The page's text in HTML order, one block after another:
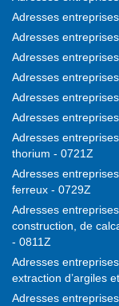
Adresses
Adresses
Adresses
Adresses
Adresses
Adresses
Adresses
thorium - 0721Z
Adresses
ferreux - 0729Z
Adresses
construction, de
- 0811Z
Adresses
extraction d’argiles
Adresses